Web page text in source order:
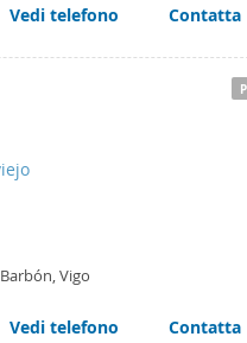
Vedi telefono Contatta
Vigo
Vedi telefono Contatta